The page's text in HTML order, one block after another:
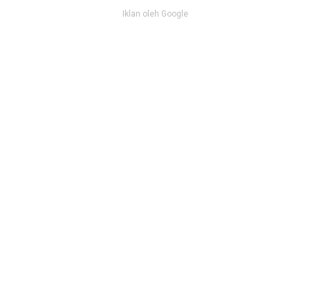
Iklan oleh Google